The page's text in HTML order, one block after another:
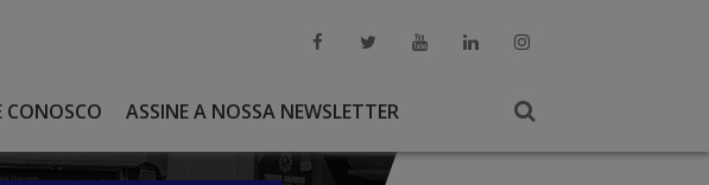
CONOSCO ASSINE A NOSSA NEWSLETTER